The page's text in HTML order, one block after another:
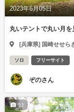
2023年6月05日
丸いテントで丸い月
[兵庫県] 国崎せせら
ソロ フリーサイト
ぞのさん
32